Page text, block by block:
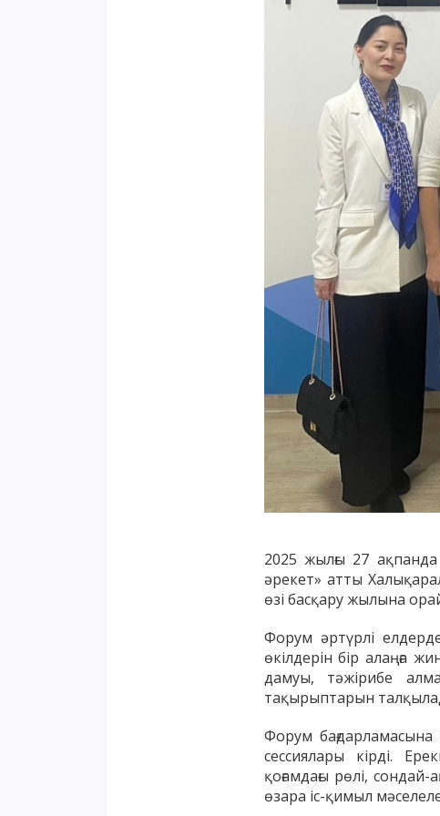
2025 жылғы 27
әрекет» атты
өзі басқару жылына
Форум әртүрлі
өкілдерін бір алаңға
дамуы, тәжірибе
тақырыптарын
Форум
сессиялары кірді.
қоғамдағы рөлі,
өзара іс-қимыл